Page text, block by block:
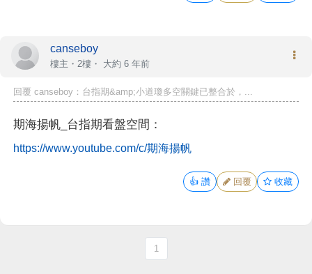
canseboy
樓主 ・2樓・ 大約 6 年前
回覆 canseboy：台指期&amp;小道瓊多空關鍵已整合於，...
期海揚帆_台指期看盤空間：
https://www.youtube.com/c/期海揚帆
👍 讚 回覆 收藏
1